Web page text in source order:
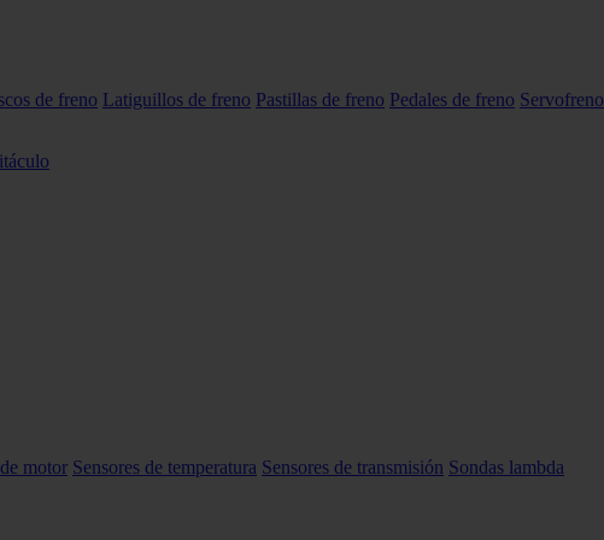
de freno Latiguillos de freno Pastillas de freno Pedales de freno Servofreno
motor Sensores de temperatura Sensores de transmisión Sondas lambda